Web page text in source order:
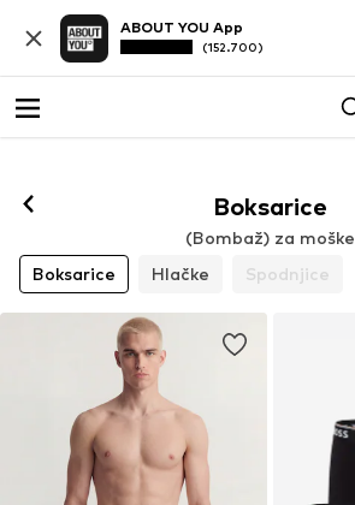
ABOUT YOU App
(152.700)
Boksarice
(Bombaž) za moške
Boksarice
Hlačke Spodnjice